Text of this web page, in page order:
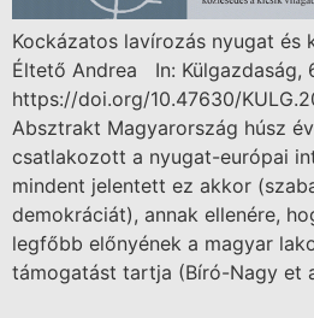
Kockázatos lavírozás nyugat
Éltető Andrea In: Külgazdaság,
https://doi.org/10.47630/
Absztrakt Magyarország húsz
csatlakozott a nyugat-európai
mindent jelentett ez akkor
demokráciát), annak ellenére,
legfőbb előnyének a magyar
támogatást tartja (Bíró-Nagy et